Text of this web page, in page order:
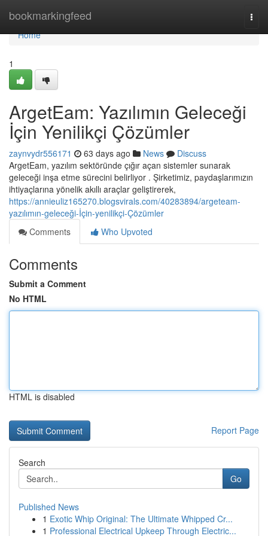
bookmarkingfeed
Home
Home
1
ArgetEam: Yazılımın Geleceği
İçin Yenilikçi Çözümler
zaynvydr556171 63 days ago News
Discuss
ArgetEam, yazılım sektöründe çığır açan sistemler sunarak
geleceği inşa etme sürecini belirliyor . Şirketimiz, paydaşlarımızın
ihtiyaçlarına yönelik akıllı araçlar geliştirerek,
https://annieuliz165270.blogsvirals.com/40283894/argeteam-
yazılımın-geleceği-İçin-yenilikçi-Çözümler
Comments
Who Upvoted
Comments
Submit a Comment
No HTML
HTML is disabled
Report Page
Search
Go
Published News
1 Exotic Whip Original: The Ultimate Whipped Cr...
1 Professional Electrical Upkeep Through Electric...